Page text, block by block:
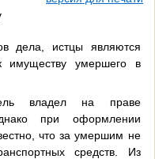
дела, истцы являются
имуществу умершего в
владел на праве
при оформлении
что за умершим не
средств. Из